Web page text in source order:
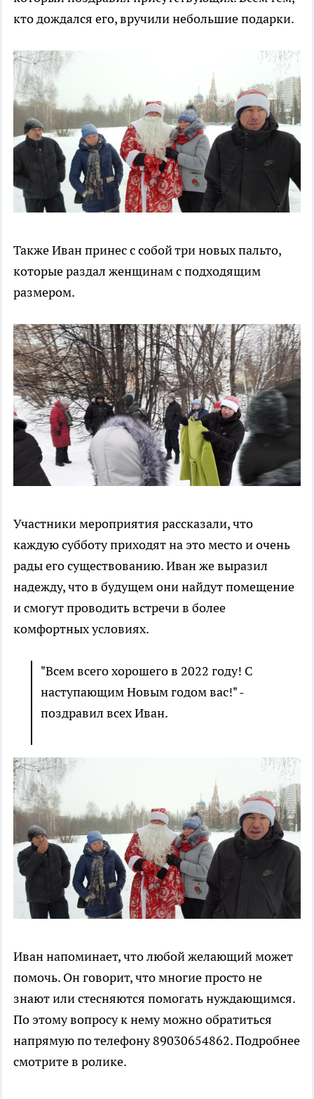
кто дождался его, вручили небольшие подарки.
Также Иван принес с собой три новых пальто,
которые раздал женщинам с подходящим
размером.
Участники мероприятия рассказали, что
каждую субботу приходят на это место и очень
рады его существованию. Иван же выразил
надежду, что в будущем они найдут помещение
и смогут проводить встречи в более
комфортных условиях.
"Всем всего хорошего в 2022 году! С
наступающим Новым годом вас!" -
поздравил всех Иван.
Иван напоминает, что любой желающий может
помочь. Он говорит, что многие просто не
знают или стесняются помогать нуждающимся.
По этому вопросу к нему можно обратиться
напрямую по телефону 89030654862. Подробнее
смотрите в ролике.